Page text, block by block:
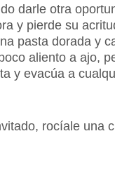
darle otra
y pierde su
pasta dorada y
aliento a ajo,
y evacúa a
rocíale una